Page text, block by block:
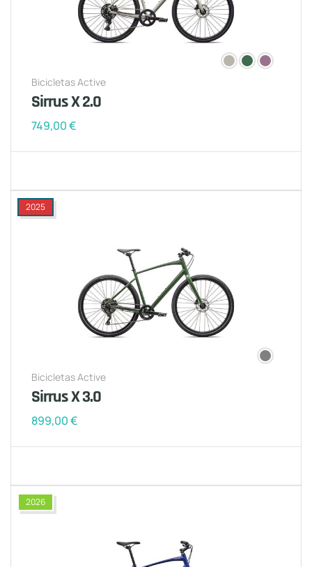
Bicicletas Active
Sirrus X 2.0
749,00€
2025
Bicicletas Active
Sirrus X 3.0
899,00€
2026